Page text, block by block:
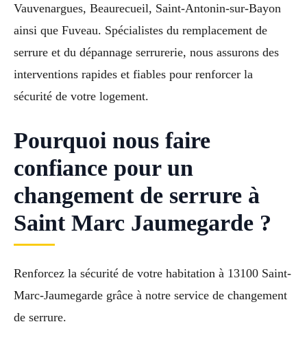
Vauvenargues, Beaurecueil, Saint-Antonin-sur-Bayon
ainsi que Fuveau. Spécialistes du remplacement de
serrure et du dépannage serrurerie, nous assurons des
interventions rapides et fiables pour renforcer la
sécurité de votre logement.
Pourquoi nous faire
confiance pour un
changement de serrure à
Saint Marc Jaumegarde ?
Renforcez la sécurité de votre habitation à 13100 Saint-
Marc-Jaumegarde grâce à notre service de changement
de serrure.